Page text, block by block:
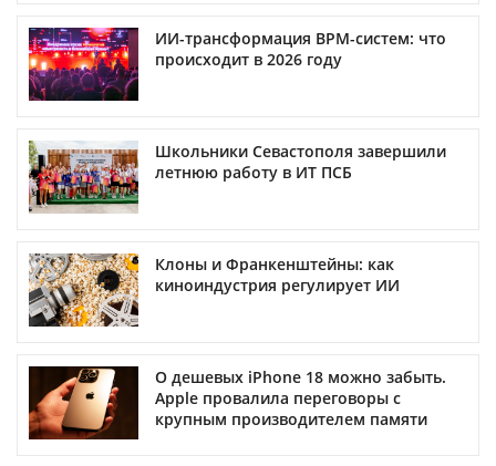
ИИ-трансформация BPM-систем: что
происходит в 2026 году
Школьники Севастополя завершили
летнюю работу в ИТ ПСБ
Клоны и Франкенштейны: как
киноиндустрия регулирует ИИ
О дешевых iPhone 18 можно забыть.
Apple провалила переговоры с
крупным производителем памяти